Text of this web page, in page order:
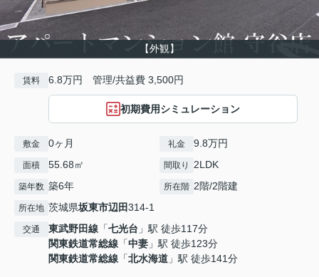
【外観】
賃料 6.8万円 管理/共益費 3,500円
初期費用シミュレーション
敷金 0ヶ月 礼金 9.8万円
面積 55.68㎡ 間取り 2LDK
築年数 築6年 所在階 2階/2階建
所在地 茨城県坂東市辺田314-1
交通 東武野田線 「七光台 」駅 徒歩117分
関東鉄道常総線 「中妻 」駅 徒歩123分
関東鉄道常総線 「北水海道 」駅 徒歩141分